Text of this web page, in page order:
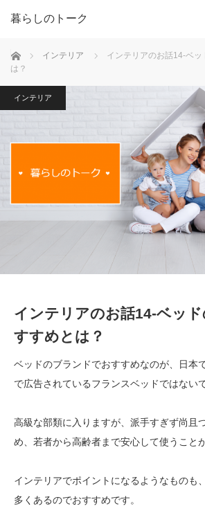
暮らしのトーク
ホーム インテリア
インテリアのお話14-ベッ
は？
インテリア
インテリアのお話14-ベッ
すすめとは？
ベッドのブランドでおすすめなのが、日本
で広告されているフランスベッドではない
高級な部類に入りますが、派手すぎず尚且
め、若者から高齢者まで安心して使うこと
インテリアでポイントになるようなものも
多くあるのでおすすめです。